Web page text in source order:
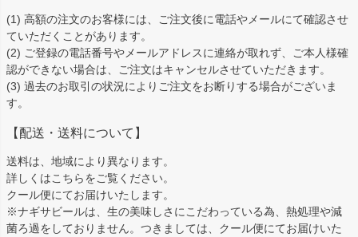
(1) 高額の注文のお客様には、ご注文後に電話やメールにて確認させ
ていただくことがあります。
(2) ご登録の電話番号やメールアドレスに連絡が取れず、ご本人様確
認ができない場合は、ご注文はキャンセルさせていただきます。
(3) 過去のお取引の状況によりご注文をお断りする場合がございま
す。
【配送・送料について】
送料は、地域により異なります。
詳しくはこちらをご覧ください。
クール便にてお届けいたします。
※ナギサビールは、生の美味しさにこだわっている為、熱処理や減
菌ろ過をしておりません。つきましては、クール便にてお届けいた